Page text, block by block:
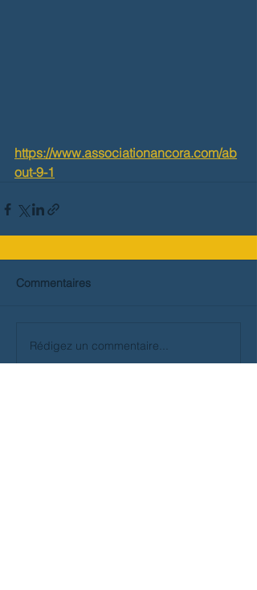
https://www.associationancora.com/ab
out-9-1
Commentaires
Rédigez un commentaire...